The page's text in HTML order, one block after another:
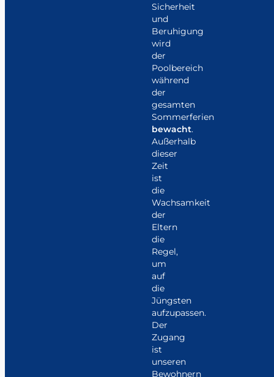
Sicherheit
und
Beruhigung
wird
der
Poolbereich
während
der
gesamten
Sommerferien
bewacht.
Außerhalb
dieser
Zeit
ist
die
Wachsamkeit
der
Eltern
die
Regel,
um
auf
die
Jüngsten
aufzupassen.
Der
Zugang
ist
unseren
Bewohnern